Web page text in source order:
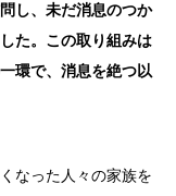
し、未だ消息のつか
た。この取り組みは
環で、消息を絶つ以
なった人々の家族を